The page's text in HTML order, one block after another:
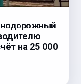
на 25 000